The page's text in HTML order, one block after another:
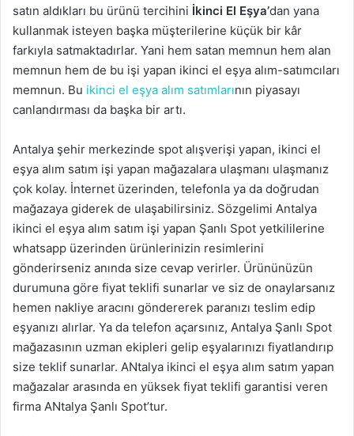
satın aldıkları bu ürünü tercihini İkinci El Eşya’dan yana
kullanmak isteyen başka müşterilerine küçük bir kâr
farkıyla satmaktadırlar. Yani hem satan memnun hem alan
memnun hem de bu işi yapan ikinci el eşya alım-satımcıları
memnun. Bu ikinci el eşya alım satımlarının piyasayı
canlandırması da başka bir artı.
Antalya şehir merkezinde spot alışverişi yapan, ikinci el
eşya alım satım işi yapan mağazalara ulaşmanı ulaşmanız
çok kolay. İnternet üzerinden, telefonla ya da doğrudan
mağazaya giderek de ulaşabilirsiniz. Sözgelimi Antalya
ikinci el eşya alım satım işi yapan Şanlı Spot yetkililerine
whatsapp üzerinden ürünlerinizin resimlerini
gönderirseniz anında size cevap verirler. Ürününüzün
durumuna göre fiyat teklifi sunarlar ve siz de onaylarsanız
hemen nakliye aracını göndererek paranızı teslim edip
eşyanızı alırlar. Ya da telefon açarsınız, Antalya Şanlı Spot
mağazasının uzman ekipleri gelip eşyalarınızı fiyatlandırıp
size teklif sunarlar. ANtalya ikinci el eşya alım satım yapan
mağazalar arasında en yüksek fiyat teklifi garantisi veren
firma ANtalya Şanlı Spot’tur.